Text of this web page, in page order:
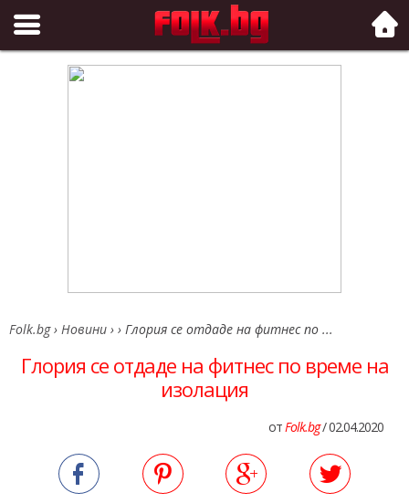
Folk.bg
Folk.bg › Новини › › Глория се отдаде на фитнес по ...
Глория се отдаде на фитнес по време на
изолация
отFolk.bg/ 02.04.2020